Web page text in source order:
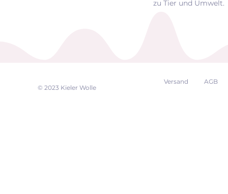
zu Tier und Umwelt.
© 2023 Kieler Wolle
Versand AGB